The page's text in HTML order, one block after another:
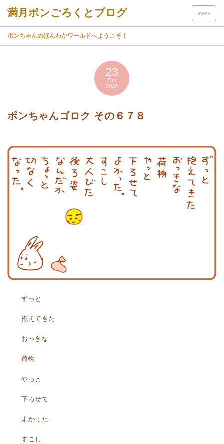
menu
ポンちゃんのほんわかワールドへようこそ！
23
Oct
2020
ポンちゃんゴロク その６７８
ずっと
抱えてきた
おっきな
荷物
やっと
下ろせて
よかった。
すこし